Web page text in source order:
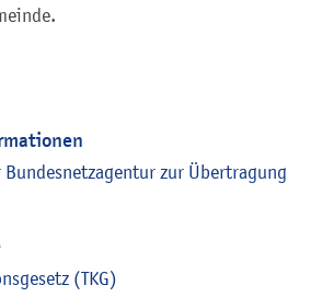
zur Übertragung
(TKG)